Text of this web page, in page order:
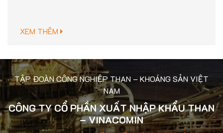
XEM THÊM
TẬP ĐOÀN CÔNG NGHIỆP THAN – KHOÁNG SẢN VIỆT
NAM
CÔNG TY CỔ PHẦN XUẤT NHẬP KHẨU THAN
– VINACOMIN